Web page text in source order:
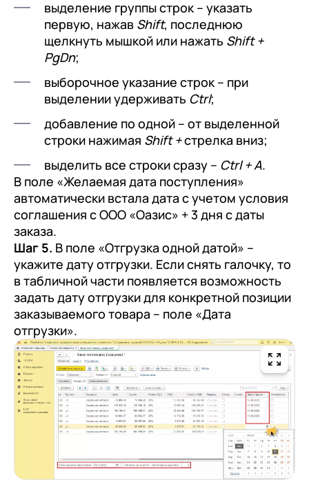
выделение группы строк – указать
первую, нажав Shift, последнюю
щелкнуть мышкой или нажать Shift +
PgDn;
выборочное указание строк – при
выделении удерживать Ctrl;
добавление по одной – от выделенной
строки нажимая Shift +стрелка вниз;
выделить все строки сразу – Ctrl + A.
В поле «Желаемая дата поступления»
автоматически встала дата с учетом условия
соглашения с ООО «Оазис» + 3 дня с даты
заказа.
Шаг 5. В поле «Отгрузка одной датой» –
укажите дату отгрузки. Если снять галочку, то
в табличной части появляется возможность
задать дату отгрузки для конкретной позиции
заказываемого товара – поле «Дата
отгрузки».